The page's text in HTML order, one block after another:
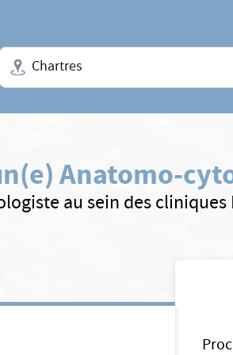
Ville + N° de département, région ou CP
Anatomo-
au sein des cliniques